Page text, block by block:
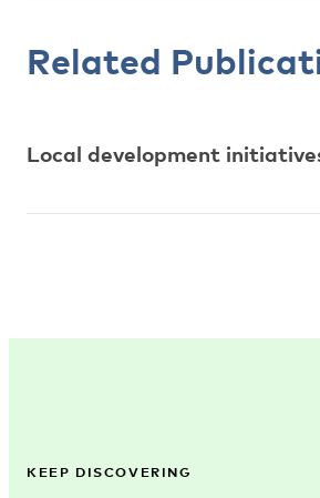
Related
Local development
KEEP DISCOVERING